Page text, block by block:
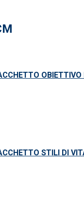
CCHETTO OBIETTIVO
STILI DI